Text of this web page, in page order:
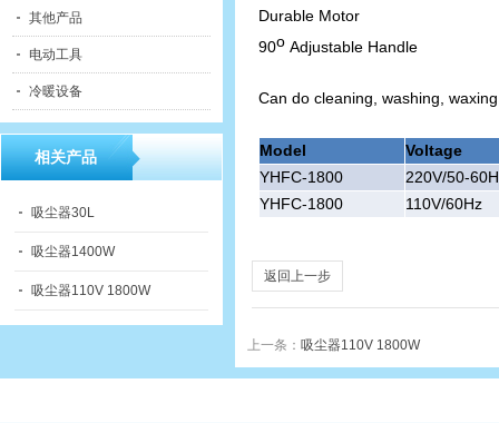
其他产品
电动工具
冷暖设备
相关产品
吸尘器30L
吸尘器1400W
吸尘器110V 1800W
Durable Motor
90o Adjustable Handle
Can do cleaning, washing,
Model
Voltage
YHFC-1800
220V/50-
YHFC-1800
110V/60Hz
返回上一步
上一条： 吸尘器110V 1800W